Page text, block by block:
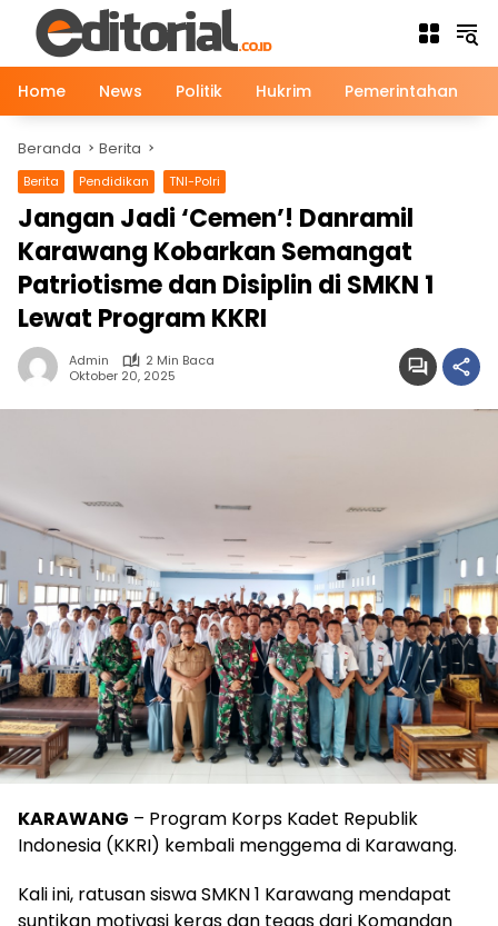
Langsung
konten
Home
News Politik Hukrim Pemerintahan
Beranda Berita
Berita Pendidikan TNI-Polri
Jangan Jadi ‘Cemen’! Danramil
Karawang Kobarkan Semangat
Patriotisme dan Disiplin di SMKN 1
Lewat Program KKRI
Admin
2 Min Baca
Oktober 20, 2025
KARAWANG – Program Korps Kadet Republik
Indonesia (KKRI) kembali menggema di Karawang.
Kali ini, ratusan siswa SMKN 1 Karawang mendapat